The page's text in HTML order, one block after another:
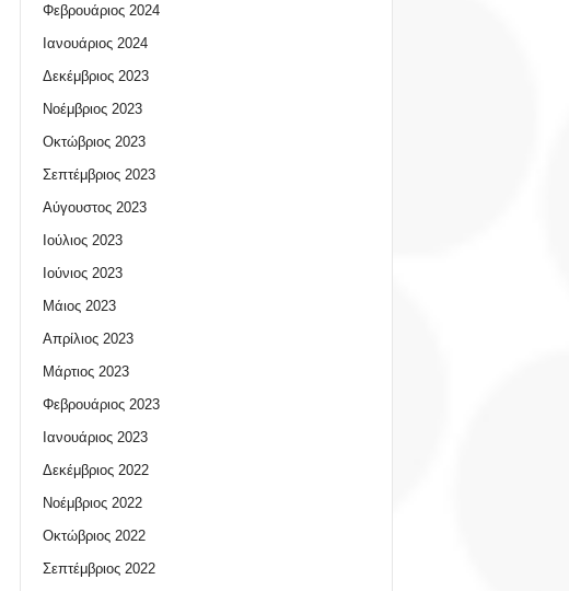
Φεβρουάριος 2024
Ιανουάριος 2024
Δεκέμβριος 2023
Νοέμβριος 2023
Οκτώβριος 2023
Σεπτέμβριος 2023
Αύγουστος 2023
Ιούλιος 2023
Ιούνιος 2023
Μάιος 2023
Απρίλιος 2023
Μάρτιος 2023
Φεβρουάριος 2023
Ιανουάριος 2023
Δεκέμβριος 2022
Νοέμβριος 2022
Οκτώβριος 2022
Σεπτέμβριος 2022